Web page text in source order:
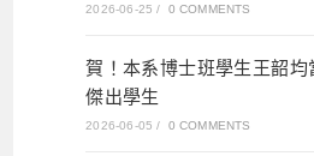
2026-06-25 / 0 COMMENTS
賀！本系博士班學生王韶
傑出學生
2026-06-05 / 0 COMMENTS